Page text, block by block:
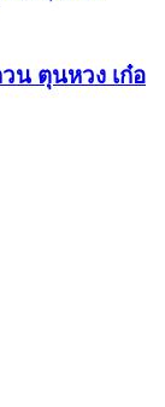
น ตุนหวง เก๋อ